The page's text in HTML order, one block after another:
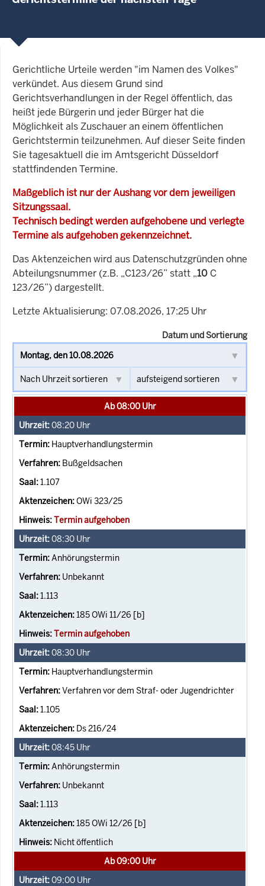
Gerichtliche Urteile werden "im Namen des Volkes"
verkündet. Aus diesem Grund sind
Gerichtsverhandlungen in der Regel öffentlich, das
heißt jede Bürgerin und jeder Bürger hat die
Möglichkeit als Zuschauer an einem öffentlichen
Gerichtstermin teilzunehmen. Auf dieser Seite finden
Sie tagesaktuell die im Amtsgericht Düsseldorf
stattfindenden Termine.
Maßgeblich ist nur der Aushang vor dem jeweiligen
Sitzungssaal.
Technisch bedingt werden aufgehobene und verlegte
Termine als aufgehoben gekennzeichnet.
Das Aktenzeichen wird aus Datenschutzgründen ohne
Abteilungsnummer (z.B. „C123/26” statt „10 C
123/26”) dargestellt.
Letzte Aktualisierung: 07.08.2026, 17:25 Uhr
Datum und Sortierung
Ab 08:00 Uhr
08:20 Uhr
Hauptverhandlungstermin
Bußgeldsachen
1.107
OWi 323/25
Termin aufgehoben
08:30 Uhr
Anhörungstermin
Unbekannt
1.113
185 OWi 11/26 [b]
Termin aufgehoben
08:30 Uhr
Hauptverhandlungstermin
Verfahren vor dem Straf- oder Jugendrichter
1.105
Ds 216/24
08:45 Uhr
Anhörungstermin
Unbekannt
1.113
185 OWi 12/26 [b]
Nicht öffentlich
Ab 09:00 Uhr
09:00 Uhr